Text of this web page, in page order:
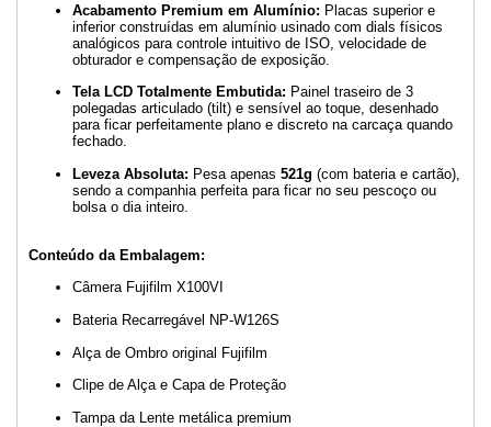
Acabamento Premium em Alumínio: Placas superior e
inferior construídas em alumínio usinado com dials físicos
analógicos para controle intuitivo de ISO, velocidade de
obturador e compensação de exposição.
Tela LCD Totalmente Embutida: Painel traseiro de 3
polegadas articulado (tilt) e sensível ao toque, desenhado
para ficar perfeitamente plano e discreto na carcaça quando
fechado.
Leveza Absoluta: Pesa apenas 521g (com bateria e cartão),
sendo a companhia perfeita para ficar no seu pescoço ou
bolsa o dia inteiro.
Conteúdo da Embalagem:
Câmera Fujifilm X100VI
Bateria Recarregável NP-W126S
Alça de Ombro original Fujifilm
Clipe de Alça e Capa de Proteção
Tampa da Lente metálica premium